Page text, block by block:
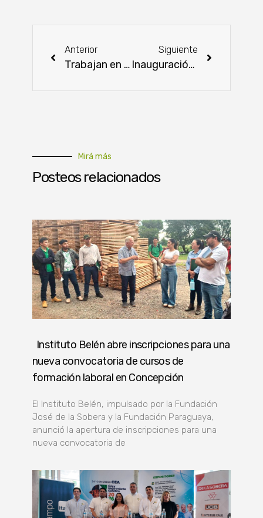
Anterior
Trabajan en el desarrollo de app móvil con tecnología geoespacial para su uso en el sector semillero
Siguiente
Inauguración del Centro de Radioterapia Concordia: Tecnología de vanguardia para el tratamiento oncológico
Mirá más
Posteos relacionados
Instituto Belén abre inscripciones para una
nueva convocatoria de cursos de
formación laboral en Concepción
El Instituto Belén, impulsado por la Fundación
José de la Sobera y la Fundación Paraguaya,
anunció la apertura de inscripciones para una
nueva convocatoria de